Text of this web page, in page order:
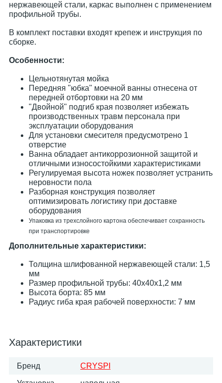
нержавеющей стали, каркас выполнен с применением
профильной трубы.
В комплект поставки входят крепеж и инструкция по
сборке.
Особенности:
Цельнотянутая мойка
Передняя "юбка" моечной ванны отнесена от
передней отбортовки на 20 мм
"Двойной" подгиб края позволяет избежать
производственных травм персонала при
эксплуатации оборудования
Для установки смесителя предусмотрено 1
отверстие
Ванна обладает антикоррозионной защитой и
отличными износостойкими характеристиками
Регулируемая высота ножек позволяет устранить
неровности пола
Разборная конструкция позволяет
оптимизировать логистику при доставке
оборудования
Упаковка из трехслойного картона обеспечивает сохранность
при транспортировке
Дополнительные характеристики:
Толщина шлифованной нержавеющей стали: 1,5
мм
Размер профильной трубы: 40х40х1,2 мм
Высота борта: 85 мм
Радиус гиба края рабочей поверхности: 7 мм
Характеристики
Бренд CRYSPI